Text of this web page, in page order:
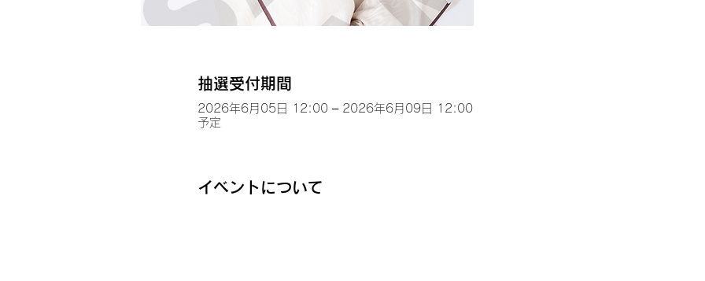
抽選受付期間
2026年6月05日 12:00 – 2026年6月09日 12:00
予定
イベントについて